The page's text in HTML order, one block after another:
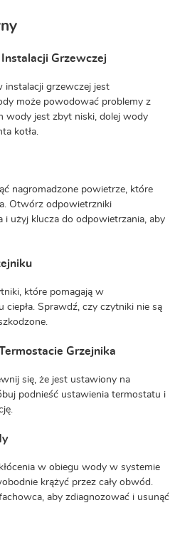
Grzewczej
instalacji grzewczej jest
może powodować problemy z
wody jest zbyt niski, dolej wody
kotła.
nagromadzone powietrze, które
Otwórz odpowietrzniki
i użyj klucza do odpowietrzania, aby
które pomagają w
Sprawdź, czy czytniki nie są
Grzejnika
się, że jest ustawiony na
podnieść ustawienia termostatu i
w obiegu wody w systemie
krążyć przez cały obwód.
aby zdiagnozować i usunąć